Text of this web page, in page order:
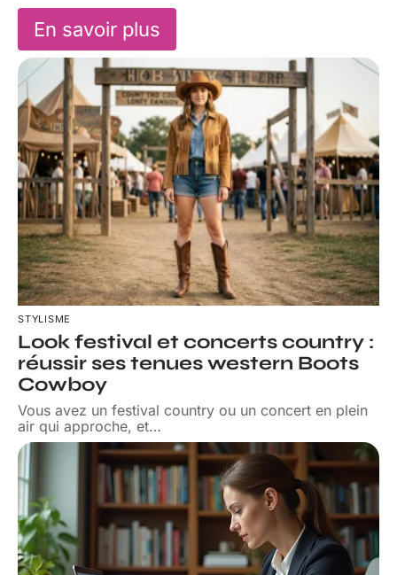
En savoir plus
STYLISME
Look festival et concerts country :
réussir ses tenues western Boots
Cowboy
Vous avez un festival country ou un concert en plein
air qui approche, et…